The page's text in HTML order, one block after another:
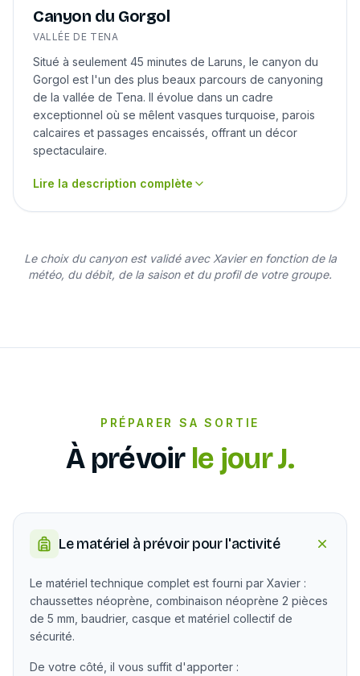
Canyon du Gorgol
VALLÉE DE TENA
Situé à seulement 45 minutes de Laruns, le canyon du
Gorgol est l'un des plus beaux parcours de canyoning
de la vallée de Tena. Il évolue dans un cadre
exceptionnel où se mêlent vasques turquoise, parois
calcaires et passages encaissés, offrant un décor
spectaculaire.
Lire la description complète
Le choix du canyon est validé avec Xavier en fonction de la
météo, du débit, de la saison et du profil de votre groupe.
PRÉPARER SA SORTIE
À prévoir le jour J.
Le matériel à prévoir pour l'activité
Le matériel technique complet est fourni par Xavier :
chaussettes néoprène, combinaison néoprène 2 pièces
de 5 mm, baudrier, casque et matériel collectif de
sécurité.
De votre côté, il vous suffit d'apporter :